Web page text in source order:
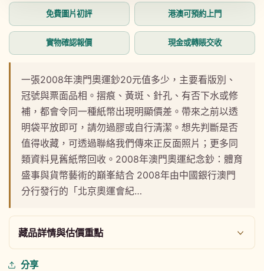
窗
體
檔
案
1
免費圖片初評 港澳可預約上門
實物確認報價 現金或轉賬交收
一張2008年澳門奧運鈔20元值多少，主要看版別、
冠號與票面品相。摺痕、黃斑、針孔、有否下水或修
補，都會令同一種紙幣出現明顯價差。帶來之前以透
明袋平放即可，請勿過膠或自行清潔。想先判斷是否
值得收藏，可透過聯絡我們傳來正反面照片；更多同
類資料見舊紙幣回收。2008年澳門奧運紀念鈔：體育
盛事與貨幣藝術的巔峯結合 2008年由中國銀行澳門
分行發行的「北京奧運會紀…
藏品詳情與估價重點
分享